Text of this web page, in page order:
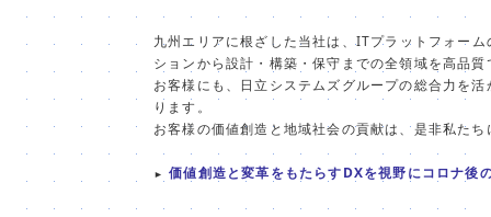
九州エリアに根ざした当社は、ITプラットフォー
ションから設計・構築・保守までの全領域を高品
お客様にも、日立システムズグループの総合力を
ります。
お客様の価値創造と地域社会の貢献は、是非私た
► 価値創造と変革をもたらすDXを視野にコロナ後